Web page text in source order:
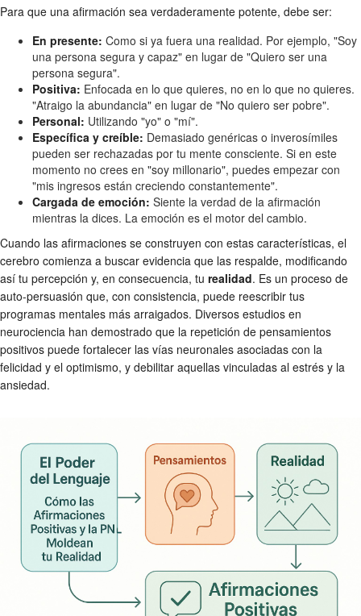
Para que una afirmación sea verdaderamente potente, debe ser:
En presente: Como si ya fuera una realidad. Por ejemplo, "Soy
una persona segura y capaz" en lugar de "Quiero ser una
persona segura".
Positiva: Enfocada en lo que quieres, no en lo que no quieres.
"Atraigo la abundancia" en lugar de "No quiero ser pobre".
Personal: Utilizando "yo" o "mí".
Específica y creíble: Demasiado genéricas o inverosímiles
pueden ser rechazadas por tu mente consciente. Si en este
momento no crees en "soy millonario", puedes empezar con
"mis ingresos están creciendo constantemente".
Cargada de emoción: Siente la verdad de la afirmación
mientras la dices. La emoción es el motor del cambio.
Cuando las afirmaciones se construyen con estas características, el
cerebro comienza a buscar evidencia que las respalde, modificando
así tu percepción y, en consecuencia, tu realidad. Es un proceso de
auto-persuasión que, con consistencia, puede reescribir tus
programas mentales más arraigados. Diversos estudios en
neurociencia han demostrado que la repetición de pensamientos
positivos puede fortalecer las vías neuronales asociadas con la
felicidad y el optimismo, y debilitar aquellas vinculadas al estrés y la
ansiedad.